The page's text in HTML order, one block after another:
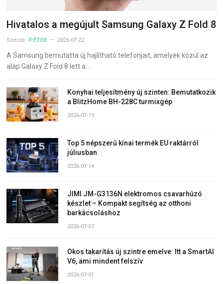
Hivatalos a megújult Samsung Galaxy Z Fold 8
Szerző: PÉTER 2026-07-22
A Samsung bemutatta új hajlítható telefonjait, amelyek közül az
alap Galaxy Z Fold 8 lett a…
Konyhai teljesítmény új szinten: Bemutatkozik
a BlitzHome BH-228C turmixgép
2026-07-19
Top 5 népszerű kínai termék EU raktárról
júliusban
2026-07-14
JIMI JM-G3136N elektromos csavarhúzó
készlet – Kompakt segítség az otthoni
barkácsoláshoz
2026-07-07
Okos takarítás új szintre emelve: Itt a SmartAI
V6, ami mindent felszív
2026-07-01